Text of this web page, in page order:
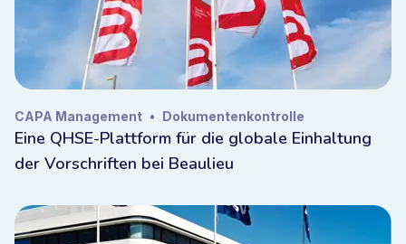
CAPA Management • Dokumentenkontrolle
Eine QHSE-Plattform für die globale Einhaltung
der Vorschriften bei Beaulieu